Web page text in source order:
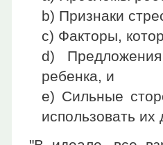
b) Признаки
c) Факторы,
d)
ребенка, и
e) Сильные
использовать